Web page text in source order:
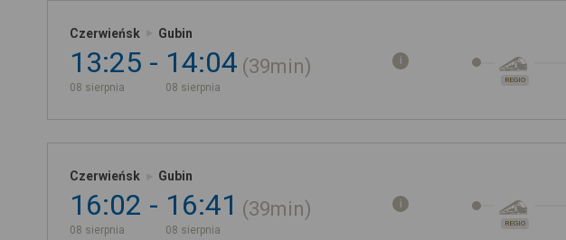
Czerwieńsk Gubin
13:25
08 sierpnia
14:04
08 sierpnia
39min
REGIO
Czerwieńsk Gubin
16:02
08 sierpnia
16:41
08 sierpnia
39min
REGIO